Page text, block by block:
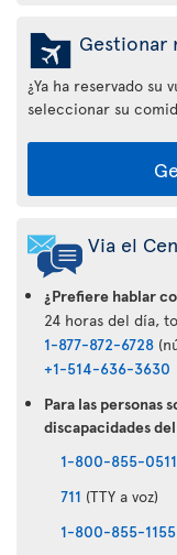
Gestionar
¿Ya ha reservado su
seleccionar su
Via el
¿Prefiere hablar
24 horas del día,
1-877-872-6728
+1-514-636-3630
Para las personas
discapacidades
1-800-855-0511
711 (TTY a voz)
1-800-855-1155